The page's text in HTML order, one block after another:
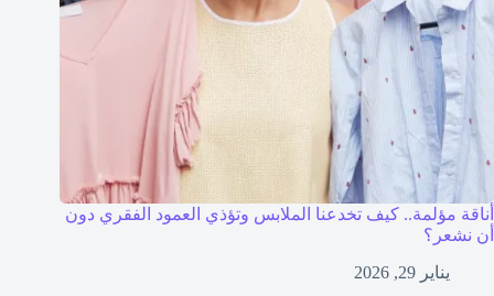
أناقة مؤلمة.. كيف تخدعنا الملابس وتؤذي العمود الفقري دون
أن نشعر؟
يناير 29, 2026